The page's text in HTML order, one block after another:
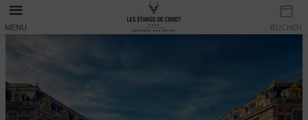
MENU BUCHEN
BUCHEN